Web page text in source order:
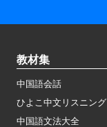
教材集
中国語会話
ひよこ中文リスニング
中国語文法大全